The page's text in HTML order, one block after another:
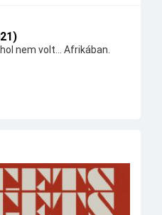
nem volt... Afrikában.